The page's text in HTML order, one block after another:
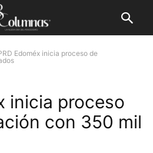
Edoméx inicia proceso de
inicia proceso
con 350 mil